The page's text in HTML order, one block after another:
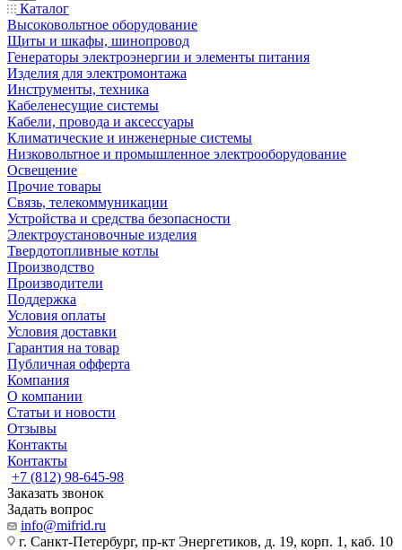
Каталог
Высоковольтное оборудование
Щиты и шкафы, шинопровод
Генераторы электроэнергии и элементы питания
Изделия для электромонтажа
Инструменты, техника
Кабеленесущие системы
Кабели, провода и аксессуары
Климатические и инженерные системы
Низковольтное и промышленное электрооборудование
Освещение
Прочие товары
Связь, телекоммуникации
Устройства и средства безопасности
Электроустановочные изделия
Твердотопливные котлы
Производство
Производители
Поддержка
Условия оплаты
Условия доставки
Гарантия на товар
Публичная офферта
Компания
О компании
Статьи и новости
Отзывы
Контакты
Контакты
+7 (812) 98-645-98
Заказать звонок
Задать вопрос
info@mifrid.ru
г. Санкт-Петербург, пр-кт Энергетиков, д. 19, корп. 1, каб. 10